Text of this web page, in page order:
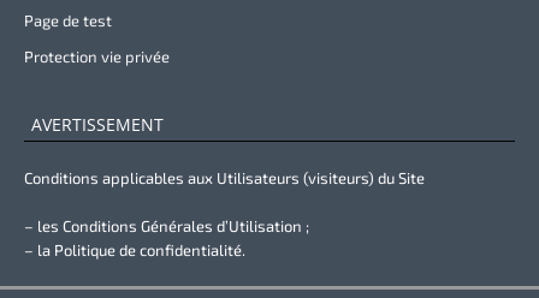
Page de test
Protection vie privée
AVERTISSEMENT
Conditions applicables aux Utilisateurs (visiteurs) du Site
– les Conditions Générales d’Utilisation ;
– la Politique de confidentialité.